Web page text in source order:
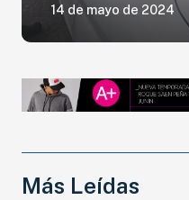
14 de mayo de 2024
Más Leídas